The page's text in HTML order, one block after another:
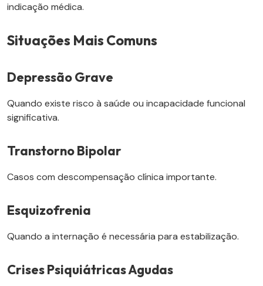
indicação médica.
Situações Mais Comuns
Depressão Grave
Quando existe risco à saúde ou incapacidade funcional
significativa.
Transtorno Bipolar
Casos com descompensação clínica importante.
Esquizofrenia
Quando a internação é necessária para estabilização.
Crises Psiquiátricas Agudas